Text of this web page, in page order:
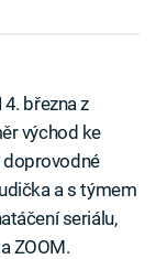
března z
východ ke
doprovodné
a s týmem
seriálu,
ZOOM.